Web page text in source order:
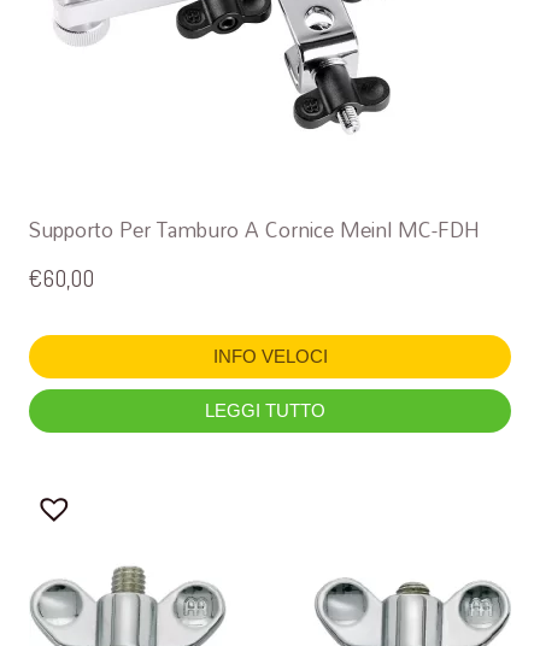
Supporto Per Tamburo A Cornice Meinl MC-FDH
€60,00
INFO VELOCI
LEGGI TUTTO